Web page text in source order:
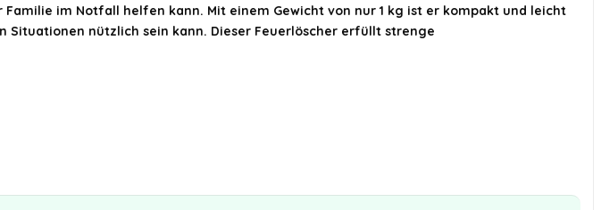
im Notfall helfen kann. Mit einem Gewicht von nur 1 kg ist er kompakt und leicht
nützlich sein kann. Dieser Feuerlöscher erfüllt strenge